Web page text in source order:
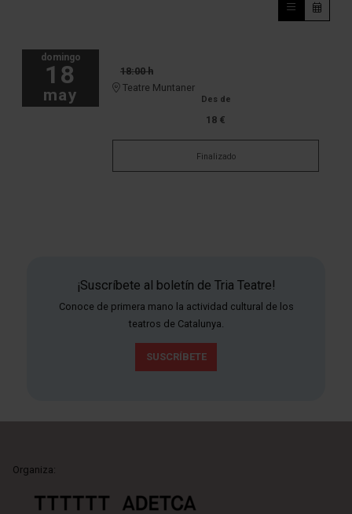
domingo
18
may
18:00 h
Teatre Muntaner
Des de
18 €
Finalizado
¡Suscríbete al boletín de Tria Teatre!
Conoce de primera mano la actividad cultural de los
teatros de Catalunya.
SUSCRÍBETE
Organiza: